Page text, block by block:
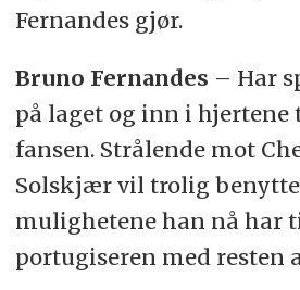
Fernandes gjør.
Bruno Fernandes – Har
på laget og inn i
fansen. Strålende mot
Solskjær vil trolig
mulighetene han nå har
portugiseren med resten